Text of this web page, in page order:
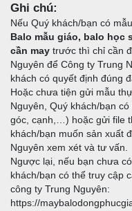
Ghi chú:
Nếu Quý khách/bạn có
Balo mẫu giáo, balo
cần may trước thì chỉ cần
Nguyên để Công ty Trung
khách có quyết định đúng
Hoặc chưa tiện gửi mẫu
Nguyên, Quý khách/bạn
góc, cạnh,…) hoặc gửi file
khách/bạn muốn sản xuất
Nguyên xem xét và tư vấn.
Ngược lại, nếu bạn chưa
khách/bạn có thể truy cập
công ty Trung Nguyên:
https://